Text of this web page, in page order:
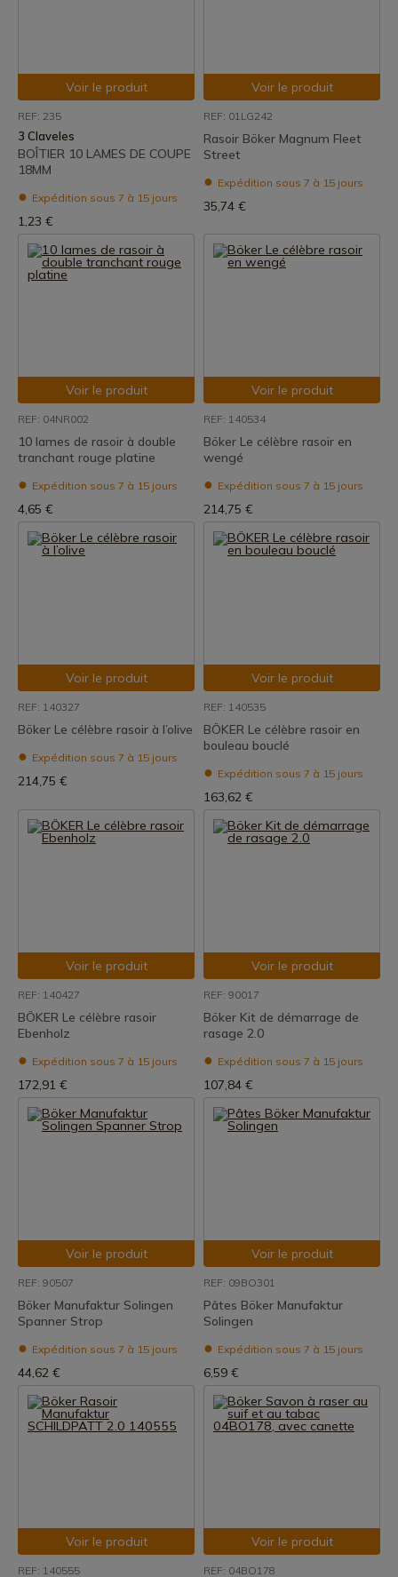
Voir le produit
REF: 235
3 Claveles
BOÎTIER 10 LAMES DE COUPE
18MM
Expédition sous 7 à 15 jours
1,23 €
Voir le produit
REF: 01LG242
Rasoir Böker Magnum Fleet
Street
Expédition sous 7 à 15 jours
35,74 €
Voir le produit
REF: 04NR002
10 lames de rasoir à double
tranchant rouge platine
Expédition sous 7 à 15 jours
4,65 €
Voir le produit
REF: 140534
Böker Le célèbre rasoir en
wengé
Expédition sous 7 à 15 jours
214,75 €
Voir le produit
REF: 140327
Böker Le célèbre rasoir à l’olive
Expédition sous 7 à 15 jours
214,75 €
Voir le produit
REF: 140535
BÖKER Le célèbre rasoir en
bouleau bouclé
Expédition sous 7 à 15 jours
163,62 €
Voir le produit
REF: 140427
BÖKER Le célèbre rasoir
Ebenholz
Expédition sous 7 à 15 jours
172,91 €
Voir le produit
REF: 90017
Böker Kit de démarrage de
rasage 2.0
Expédition sous 7 à 15 jours
107,84 €
Voir le produit
REF: 90507
Böker Manufaktur Solingen
Spanner Strop
Expédition sous 7 à 15 jours
44,62 €
Voir le produit
REF: 09BO301
Pâtes Böker Manufaktur
Solingen
Expédition sous 7 à 15 jours
6,59 €
Voir le produit
REF: 140555
Voir le produit
REF: 04BO178